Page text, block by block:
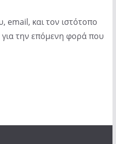
email, και τον ιστότοπο
την επόμενη φορά που